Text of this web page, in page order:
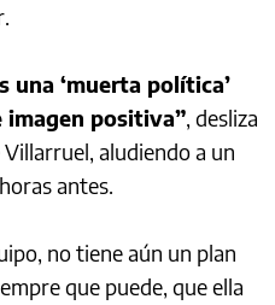
una ‘muerta política’
positiva”, desliza
aludiendo a un
antes.
no tiene aún un plan
que puede, que ella